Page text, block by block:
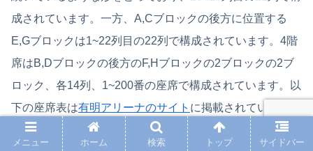
成されています。一方、A,Cブロックの後方に位置する
E,Gブロックは1~22列目の22列で構成されています。4階
席はB,Dブロックの後方のF,Hブロックの2ブロックの2ブ
ロック、各14列、1~200番の座席で構成されています。以
下の座席表は有明アリーナのサイト に掲載されていますの
で、拡大して詳細を確認したい方はリンク先よりご確認く
メニュー ホーム 検索 トップ サイドバー